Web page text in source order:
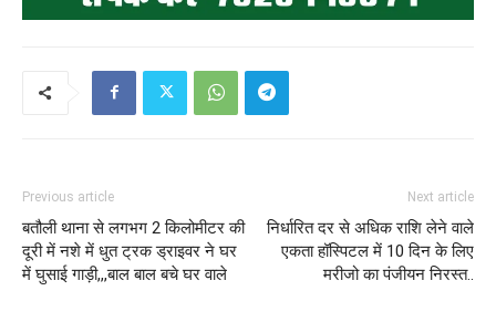
Previous article
बतौली थाना से लगभग 2 किलोमीटर की
दूरी में नशे में धुत ट्रक ड्राइवर ने घर
में घुसाई गाड़ी,,,बाल बाल बचे घर वाले
Next article
निर्धारित दर से अधिक राशि लेने वाले
एकता हॉस्पिटल में 10 दिन के लिए
मरीजो का पंजीयन निरस्त..